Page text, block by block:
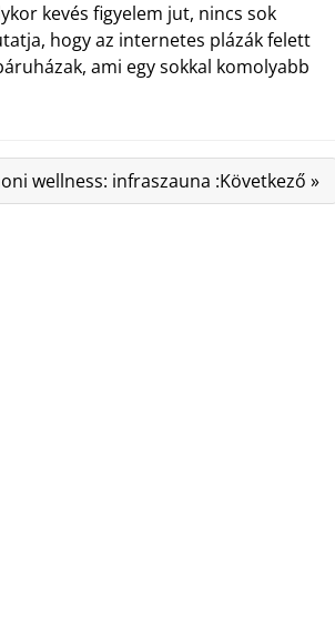
kevés figyelem jut, nincs sok
hogy az internetes plázák felett
ami egy sokkal komolyabb
wellness: infraszauna :Következő »